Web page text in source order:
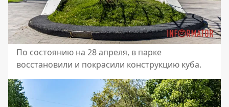
По состоянию на 28 апреля, в парке
восстановили и покрасили конструкцию куба.